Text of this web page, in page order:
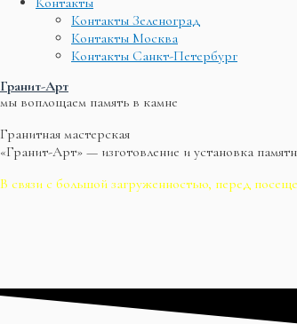
Контакты Зеленоград
Контакты Москва
Контакты Санкт-Петербург
Гранит-Арт
мы воплощаем память в камне
Гранитная мастерская
«Гранит-Арт» — изготовление и установка
В связи с большой загруженностью, перед